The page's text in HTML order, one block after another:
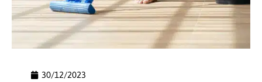
30/12/2023